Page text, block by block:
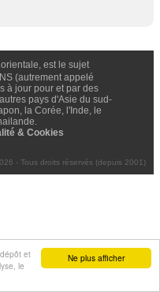
Ne plus afficher
et
le
est le sujet
(autrement appelé
à jour pour et par des
pays d'Asie du sud-
la Corée, l'Inde, le
& Cookies
- Tous droits réservés (depuis 2001)